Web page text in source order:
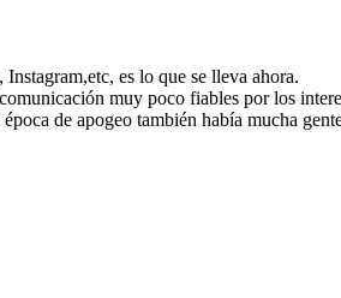
es lo que se lleva ahora.
muy poco fiables por los
de apogeo también había mucha